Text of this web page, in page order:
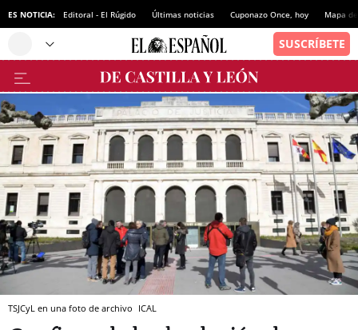
ES NOTICIA: Editoral - El Rúgido Últimas noticias Cuponazo Once, hoy Mapa
TSJCyL en una foto de archivo ICAL